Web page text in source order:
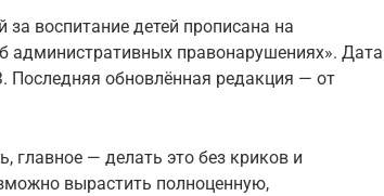
за воспитание детей прописана на
административных правонарушениях». Дата
обновлённая редакция — от
главное — делать это без криков и
вырастить полноценную,